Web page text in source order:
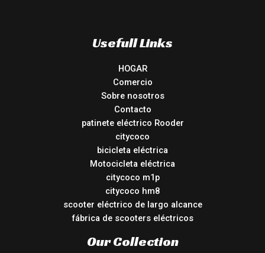
Usefull Links
HOGAR
Comercio
Sobre nosotros
Contacto
patinete eléctrico Rooder
citycoco
bicicleta eléctrica
Motocicleta eléctrica
citycoco m1p
citycoco hm8
scooter eléctrico de largo alcance
fábrica de scooters eléctricos
Our Collection